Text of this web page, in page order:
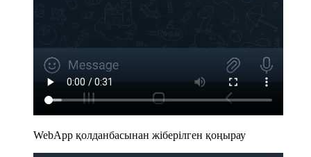
WebApp қолданбасынан жіберілген қоңырау